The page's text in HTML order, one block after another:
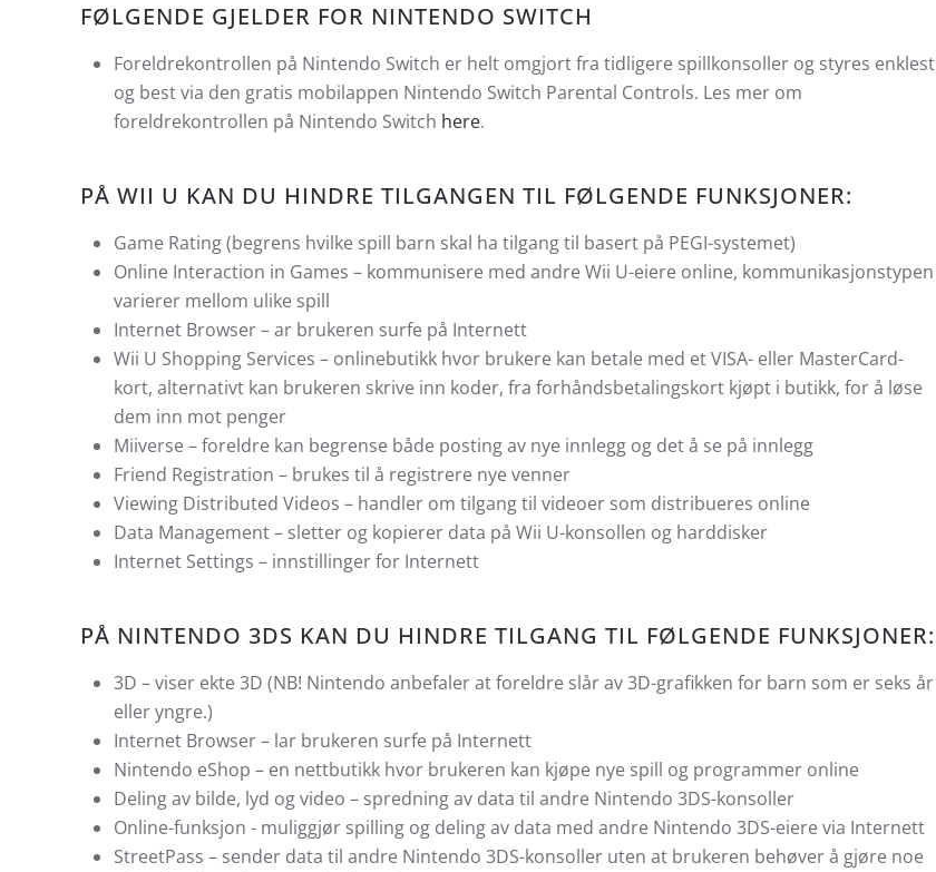
FØLGENDE GJELDER FOR NINTENDO SWITCH
Foreldrekontrollen på Nintendo Switch er helt omgjort fra tidligere spillkonsoller og styres enklest
og best via den gratis mobilappen Nintendo Switch Parental Controls. Les mer om
foreldrekontrollen på Nintendo Switch here.
PÅ WII U KAN DU HINDRE TILGANGEN TIL FØLGENDE FUNKSJONER:
Game Rating (begrens hvilke spill barn skal ha tilgang til basert på PEGI-systemet)
Online Interaction in Games – kommunisere med andre Wii U-eiere online, kommunikasjonstypen
varierer mellom ulike spill
Internet Browser – ar brukeren surfe på Internett
Wii U Shopping Services – onlinebutikk hvor brukere kan betale med et VISA- eller MasterCard-
kort, alternativt kan brukeren skrive inn koder, fra forhåndsbetalingskort kjøpt i butikk, for å løse
dem inn mot penger
Miiverse – foreldre kan begrense både posting av nye innlegg og det å se på innlegg
Friend Registration – brukes til å registrere nye venner
Viewing Distributed Videos – handler om tilgang til videoer som distribueres online
Data Management – sletter og kopierer data på Wii U-konsollen og harddisker
Internet Settings – innstillinger for Internett
PÅ NINTENDO 3DS KAN DU HINDRE TILGANG TIL FØLGENDE FUNKSJONER:
3D – viser ekte 3D (NB! Nintendo anbefaler at foreldre slår av 3D-grafikken for barn som er seks år
eller yngre.)
Internet Browser – lar brukeren surfe på Internett
Nintendo eShop – en nettbutikk hvor brukeren kan kjøpe nye spill og programmer online
Deling av bilde, lyd og video – spredning av data til andre Nintendo 3DS-konsoller
Online-funksjon - muliggjør spilling og deling av data med andre Nintendo 3DS-eiere via Internett
StreetPass – sender data til andre Nintendo 3DS-konsoller uten at brukeren behøver å gjøre noe